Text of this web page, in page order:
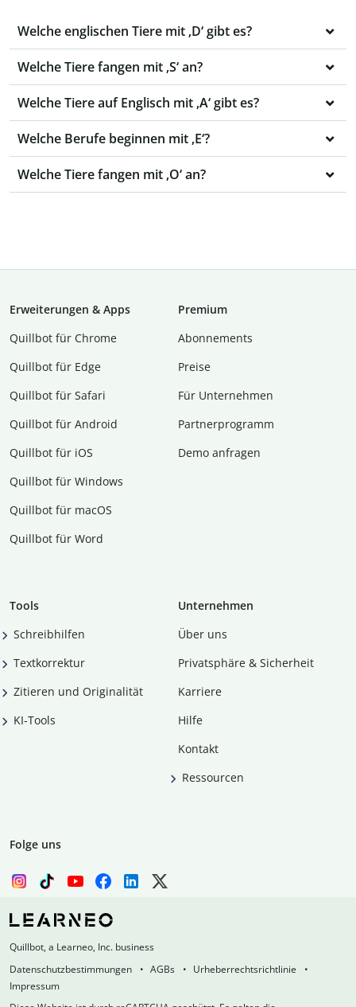
Welche englischen Tiere mit ‚D‘ gibt es?
Welche Tiere fangen mit ‚S‘ an?
Welche Tiere auf Englisch mit ‚A‘ gibt es?
Welche Berufe beginnen mit ‚E‘?
Welche Tiere fangen mit ‚O‘ an?
Erweiterungen & Apps
Quillbot für Chrome
Quillbot für Edge
Quillbot für Safari
Quillbot für Android
Quillbot für iOS
Quillbot für Windows
Quillbot für macOS
Quillbot für Word
Premium
Abon­ne­ments
Preise
Für Unternehmen
Partnerprogramm
Demo anfragen
Tools
Schreibhilfen
Textkorrektur
Zitieren und Originalität
KI-Tools
Unternehmen
Über uns
Privatsphäre & Sicherheit
Karriere
Hilfe
Kontakt
Ressourcen
Folge uns
Quillbot, a Learneo, Inc. business
Datenschutzbestimmungen
AGBs
Urheberrechtsrichtlinie
Impressum